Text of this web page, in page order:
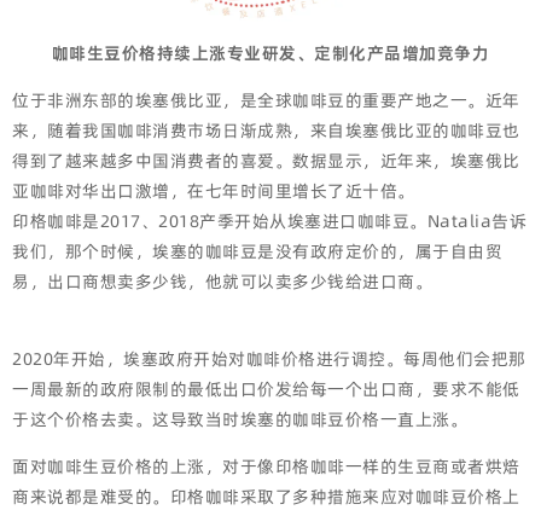
咖啡生豆价格持续上涨专业研发、定制化产品增加竞争力
位于非洲东部的埃塞俄比亚，是全球咖啡豆的重要产地之一。近年
来，随着我国咖啡消费市场日渐成熟，来自埃塞俄比亚的咖啡豆也
得到了越来越多中国消费者的喜爱。数据显示，近年来，埃塞俄比
亚咖啡对华出口激增，在七年时间里增长了近十倍。
印格咖啡是2017、2018产季开始从埃塞进口咖啡豆。Natalia告诉
我们，那个时候，埃塞的咖啡豆是没有政府定价的，属于自由贸
易，出口商想卖多少钱，他就可以卖多少钱给进口商。
2020年开始，埃塞政府开始对咖啡价格进行调控。每周他们会把那
一周最新的政府限制的最低出口价发给每一个出口商，要求不能低
于这个价格去卖。这导致当时埃塞的咖啡豆价格一直上涨。
面对咖啡生豆价格的上涨，对于像印格咖啡一样的生豆商或者烘焙
商来说都是难受的。印格咖啡采取了多种措施来应对咖啡豆价格上